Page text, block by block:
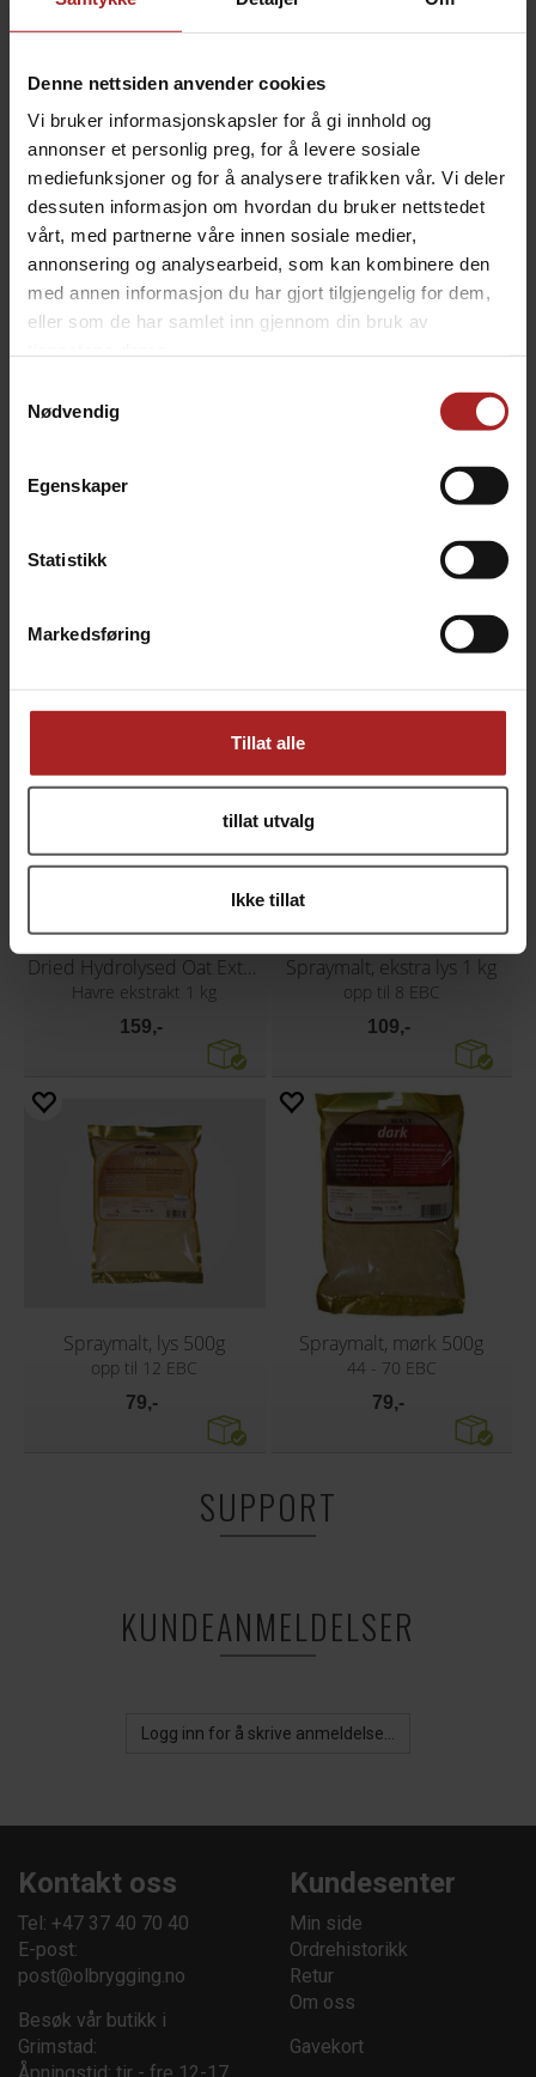
Denne nettsiden anvender cookies
Vi bruker informasjonskapsler for å gi innhold og
annonser et personlig preg, for å levere sosiale
mediefunksjoner og for å analysere trafikken vår. Vi deler
dessuten informasjon om hvordan du bruker nettstedet
vårt, med partnerne våre innen sosiale medier,
annonsering og analysearbeid, som kan kombinere den
med annen informasjon du har gjort tilgjengelig for dem,
eller som de har samlet inn gjennom din bruk av
Nødvendig
Egenskaper
Statistikk
Markedsføring
Tillat alle
tillat utvalg
Ikke tillat
BESKRIVELSE
Muntons hvete Spraymalt - max 12 EBC ved 10%
utblanding.
Basert på 55% hvete-malt og 45% bygg-malt.
Spraymalt, også kalt DME (dried malt extract) er vørter
som er kokt og frystørket til pulverform. Det er mulig å
benytte sparaymalt alene for å lage øl, eller så kan
spraymalt tilsettes vørteren din under kokeprosessen
dersom du ønkser å øke gravity (OG).
Spraymalt anbefales også benyttet i gjærstartere.
Gjæren må formeres opp med maltose som
fruktose) så vil ikke gjæren formere seg opp riktig og
Dried Hydrolysed Oat Extract - 1kg Bag
Havre ekstrakt 1 kg
159,-
Spraymalt, ekstra lys 1 kg
opp til 8 EBC
109,-
Spraymalt, lys 500g
opp til 12 EBC
79,-
Spraymalt, mørk 500g
44 - 70 EBC
79,-
SUPPORT
KUNDEANMELDELSER
Logg inn for å skrive anmeldelse...
Kontakt oss
Tel: +47 37 40 70 40
E-post:
post@olbrygging.no
Besøk vår butikk i
Grimstad:
Kundesenter
Min side
Ordrehistorikk
Retur
Om oss
Gavekort